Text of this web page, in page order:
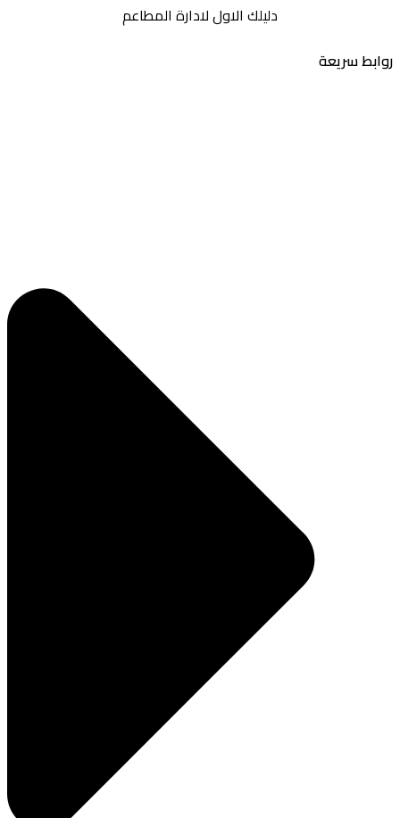
دليلك الاول لادارة المطاعم
سريعة